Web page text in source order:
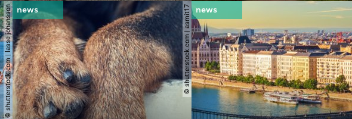
© shutterstock.com | lasse johansson © shutterstock.com | asmit17